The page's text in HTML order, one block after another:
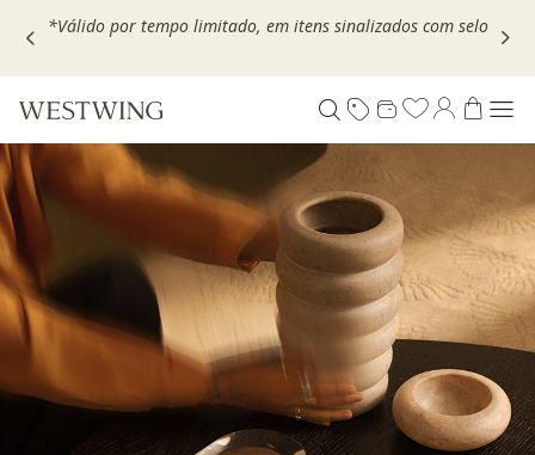
Escolha seu VOUCHER e ganhe até 30% OFF*: useMOVEL30,